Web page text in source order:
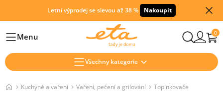
Letní výprodej se slevou až 38 % Nakoupit
HlavníMenu 0
Všechny kategorie
Kuchyně a vaření Vaření, pečení a grilování Topinkovače